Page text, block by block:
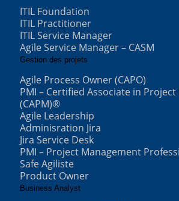
ITIL Foundation
ITIL Practitioner
ITIL Service Manager
Agile Service Manager – CASM
Gestion des projets
Agile Process Owner (CAPO)
PMI – Certified Associate in
(CAPM)®
Agile Leadership
Adminisration Jira
Jira Service Desk
PMI – Project Management
Safe Agiliste
Product Owner
Business Analyst